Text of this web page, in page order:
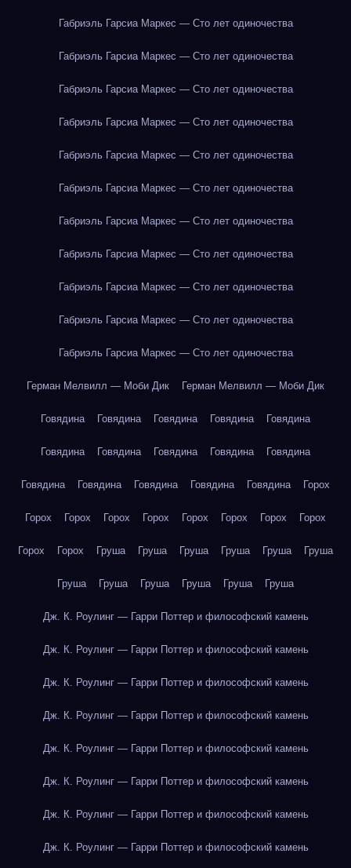
Габриэль Гарсиа Маркес — Сто лет одиночества
Габриэль Гарсиа Маркес — Сто лет одиночества
Габриэль Гарсиа Маркес — Сто лет одиночества
Габриэль Гарсиа Маркес — Сто лет одиночества
Габриэль Гарсиа Маркес — Сто лет одиночества
Габриэль Гарсиа Маркес — Сто лет одиночества
Габриэль Гарсиа Маркес — Сто лет одиночества
Габриэль Гарсиа Маркес — Сто лет одиночества
Габриэль Гарсиа Маркес — Сто лет одиночества
Габриэль Гарсиа Маркес — Сто лет одиночества
Габриэль Гарсиа Маркес — Сто лет одиночества
Герман Мелвилл — Моби Дик Герман Мелвилл — Моби Дик
Говядина Говядина Говядина Говядина Говядина
Говядина Говядина Говядина Говядина Говядина
Говядина Говядина Говядина Говядина Говядина Горох
Горох Горох Горох Горох Горох Горох Горох Горох
Горох Горох Груша Груша Груша Груша Груша Груша
Груша Груша Груша Груша Груша Груша
Дж. К. Роулинг — Гарри Поттер и философский камень
Дж. К. Роулинг — Гарри Поттер и философский камень
Дж. К. Роулинг — Гарри Поттер и философский камень
Дж. К. Роулинг — Гарри Поттер и философский камень
Дж. К. Роулинг — Гарри Поттер и философский камень
Дж. К. Роулинг — Гарри Поттер и философский камень
Дж. К. Роулинг — Гарри Поттер и философский камень
Дж. К. Роулинг — Гарри Поттер и философский камень